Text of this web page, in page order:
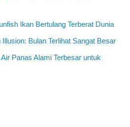
Ikan Bertulang Terberat Dunia
Bulan Terlihat Sangat Besar
Panas Alami Terbesar untuk